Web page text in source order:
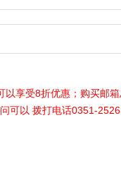
享受8折优惠；购买邮
可以 拨打电话0351-